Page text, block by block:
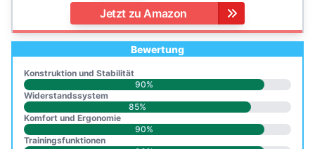
Jetzt zu Amazon
Bewertung
Konstruktion und Stabilität
90%
Widerstandssystem
85%
Komfort und Ergonomie
90%
Trainingsfunktionen